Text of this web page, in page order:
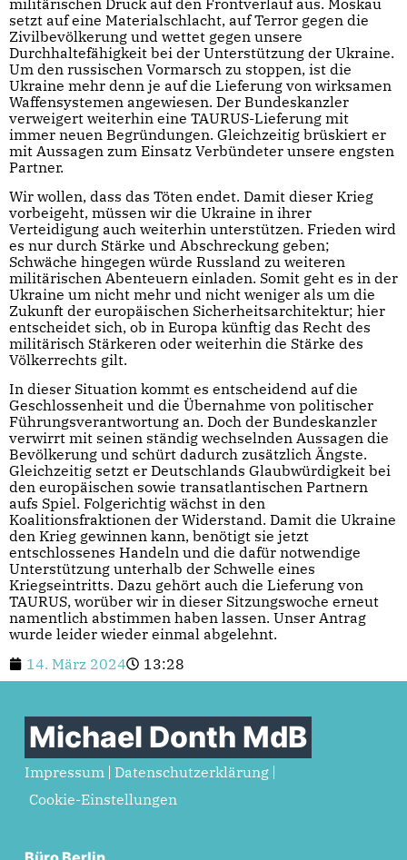
setzt auf eine Materialschlacht, auf Terror gegen die
Zivilbevölkerung und wettet gegen unsere
Durchhaltefähigkeit bei der Unterstützung der Ukraine.
Um den russischen Vormarsch zu stoppen, ist die
Ukraine mehr denn je auf die Lieferung von wirksamen
Waffensystemen angewiesen. Der Bundeskanzler
verweigert weiterhin eine TAURUS-Lieferung mit
immer neuen Begründungen. Gleichzeitig brüskiert er
mit Aussagen zum Einsatz Verbündeter unsere engsten
Partner.
Wir wollen, dass das Töten endet. Damit dieser Krieg
vorbeigeht, müssen wir die Ukraine in ihrer
Verteidigung auch weiterhin unterstützen. Frieden wird
es nur durch Stärke und Abschreckung geben;
Schwäche hingegen würde Russland zu weiteren
militärischen Abenteuern einladen. Somit geht es in der
Ukraine um nicht mehr und nicht weniger als um die
Zukunft der europäischen Sicherheitsarchitektur; hier
entscheidet sich, ob in Europa künftig das Recht des
militärisch Stärkeren oder weiterhin die Stärke des
Völkerrechts gilt.
In dieser Situation kommt es entscheidend auf die
Geschlossenheit und die Übernahme von politischer
Führungsverantwortung an. Doch der Bundeskanzler
verwirrt mit seinen ständig wechselnden Aussagen die
Bevölkerung und schürt dadurch zusätzlich Ängste.
Gleichzeitig setzt er Deutschlands Glaubwürdigkeit bei
den europäischen sowie transatlantischen Partnern
aufs Spiel. Folgerichtig wächst in den
Koalitionsfraktionen der Widerstand. Damit die Ukraine
den Krieg gewinnen kann, benötigt sie jetzt
entschlossenes Handeln und die dafür notwendige
Unterstützung unterhalb der Schwelle eines
Kriegseintritts. Dazu gehört auch die Lieferung von
TAURUS, worüber wir in dieser Sitzungswoche erneut
namentlich abstimmen haben lassen. Unser Antrag
wurde leider wieder einmal abgelehnt.
14. März 2024
13:28
Michael Donth MdB
Impressum
Datenschutzerklärung
Cookie-Einstellungen